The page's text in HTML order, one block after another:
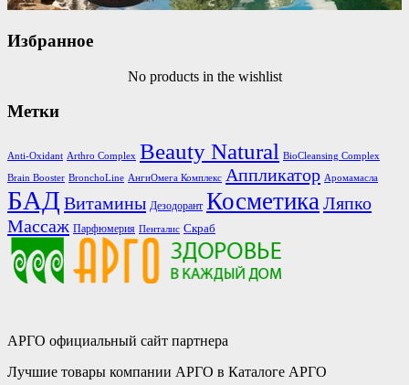
Избранное
No products in the wishlist
Метки
Anti-Oxidant Arthro Complex Beauty Natural BioCleansing Complex
Brain Booster BronchoLine АнгиОмега Комплекс Аппликатор Аромамасла
БАД Витамины Дезодорант Косметика Ляпко
Массаж Парфюмерия Пенталис Скраб
АРГО официальный сайт партнера
Лучшие товары компании АРГО в Каталоге АРГО